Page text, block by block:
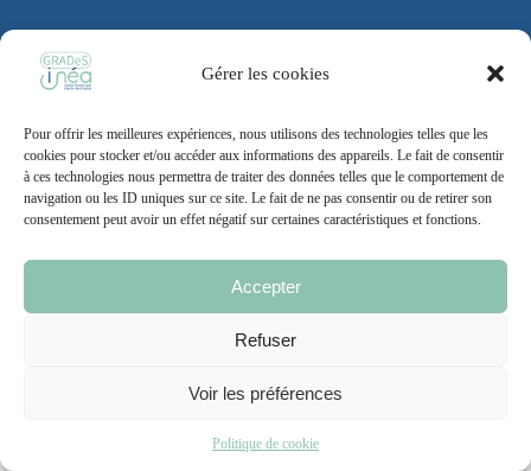
Gérer les cookies
Pour offrir les meilleures expériences, nous utilisons des technologies telles que les
cookies pour stocker et/ou accéder aux informations des appareils. Le fait de consentir
à ces technologies nous permettra de traiter des données telles que le comportement de
navigation ou les ID uniques sur ce site. Le fait de ne pas consentir ou de retirer son
consentement peut avoir un effet négatif sur certaines caractéristiques et fonctions.
Accepter
Refuser
Voir les préférences
Politique de cookie
Marchés publics
Recrutement
Contact
Mentions légales Politique de cookie CGU